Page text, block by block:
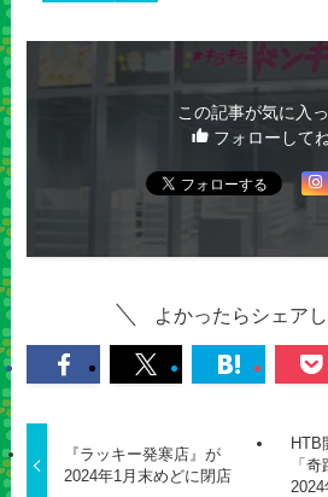
この記事が気に入
フォローして
よかったらシェアし
『ラッキー発寒店』が
2024年1月末めどに閉店
HTB
「